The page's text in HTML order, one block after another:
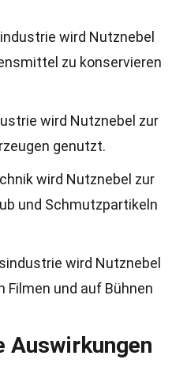
wird Nutznebel
zu konservieren
wird Nutznebel zur
genutzt.
wird Nutznebel zur
und Schmutzpartikeln
wird Nutznebel
Filmen und auf Bühnen
Auswirkungen